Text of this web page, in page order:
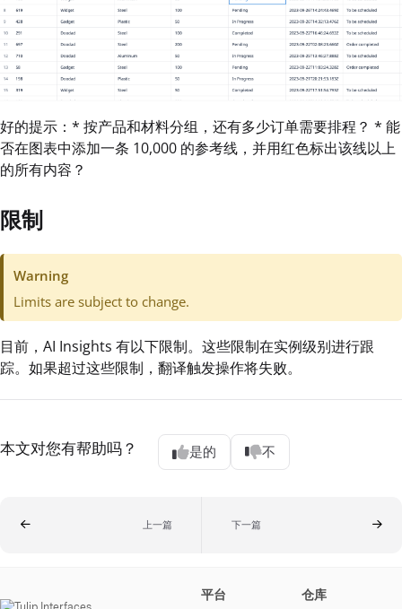
好的提示：* 按产品和材料分组，还有多少订单需要排程？ * 能
否在图表中添加一条 10,000 的参考线，并用红色标出该线以上
的所有内容？
限制
Warning
Limits are subject to change.
目前，AI Insights 有以下限制。这些限制在实例级别进行跟
踪。如果超过这些限制，翻译触发操作将失败。
本文对您有帮助吗？ 是的 不
上一篇 下一篇
平台
仓库